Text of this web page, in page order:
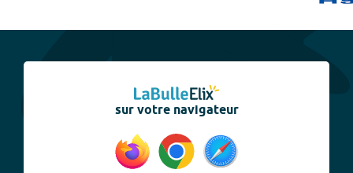
sur votre navigateur